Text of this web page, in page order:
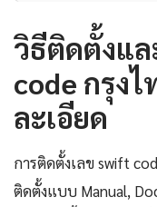
วิธีติดตั้งแ
code กรุง
ละเอียด
การติดตั้งเลข swift
ติดตั้งแบบ Manual,